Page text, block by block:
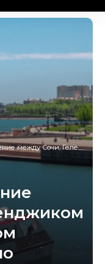
и Новороссийском закрыли досрочно